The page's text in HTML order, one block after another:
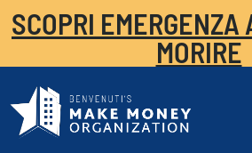
SCOPRI EMERGENZA
MORIRE